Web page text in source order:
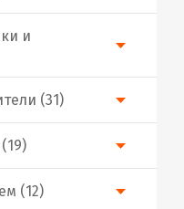
и
(31)
(12)